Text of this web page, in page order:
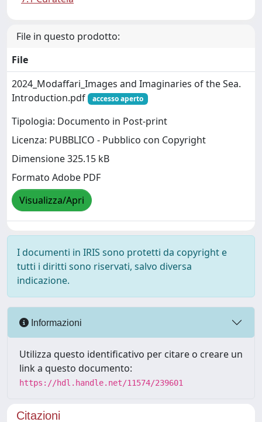
File in questo prodotto:
File
2024_Modaffari_Images and Imaginaries of the Sea.
Introduction.pdf
accesso aperto
Tipologia: Documento in Post-print
Licenza: PUBBLICO - Pubblico con Copyright
Dimensione 325.15 kB
Formato Adobe PDF
Visualizza/Apri
I documenti in IRIS sono protetti da copyright e
tutti i diritti sono riservati, salvo diversa
indicazione.
Informazioni
Utilizza questo identificativo per citare o creare un
link a questo documento:
https://hdl.handle.net/11574/239601
Citazioni